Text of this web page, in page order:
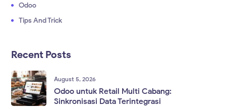
Odoo
Tips And Trick
Recent Posts
August 5, 2026
Odoo untuk Retail Multi Cabang:
Sinkronisasi Data Terintegrasi